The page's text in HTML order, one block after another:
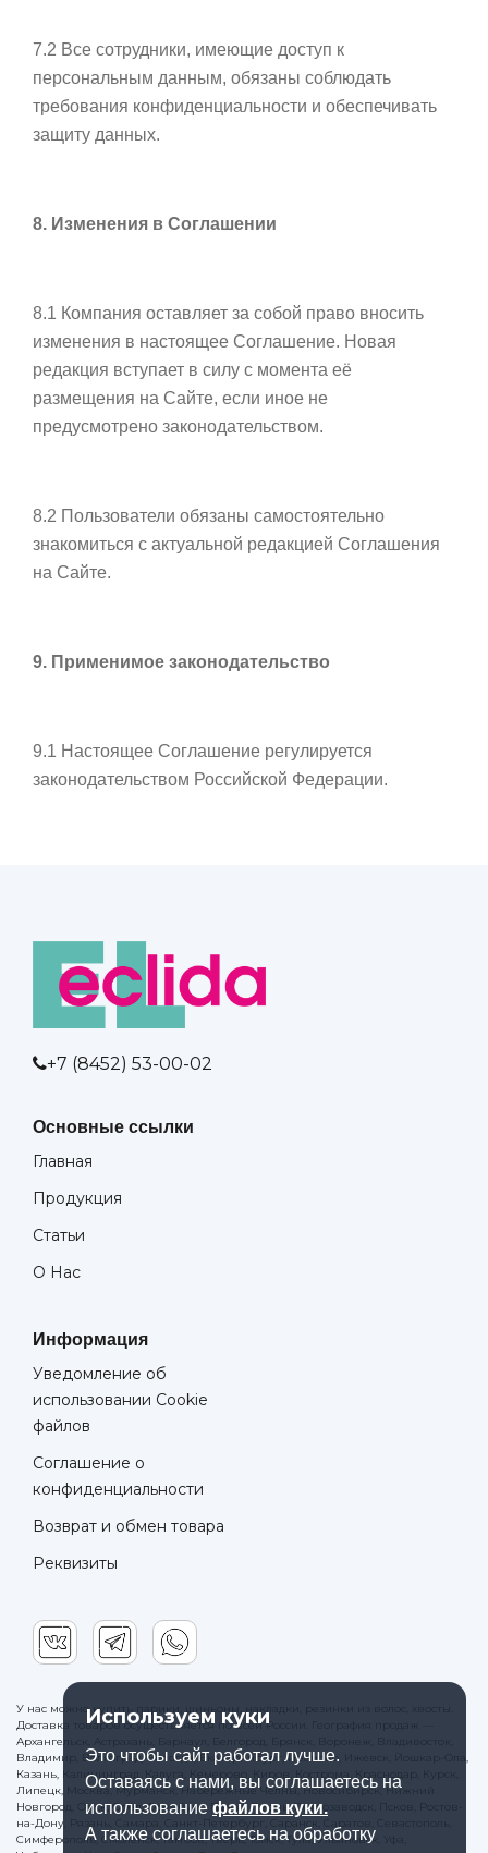
Используем куки
Это чтобы сайт работал лучше.
Оставаясь с нами, вы соглашаетесь на
использование файлов куки.
А также соглашаетесь на обработку
7.2 Все сотрудники, имеющие доступ к
персональным данным, обязаны соблюдать
требования конфиденциальности и обеспечивать
защиту данных.
8. Изменения в Соглашении
8.1 Компания оставляет за собой право вносить
изменения в настоящее Соглашение. Новая
редакция вступает в силу с момента её
размещения на Сайте, если иное не
предусмотрено законодательством.
8.2 Пользователи обязаны самостоятельно
знакомиться с актуальной редакцией Соглашения
на Сайте.
9. Применимое законодательство
9.1 Настоящее Соглашение регулируется
законодательством Российской Федерации.
+7 (8452) 53-00-02
Основные ссылки
Главная
Продукция
Статьи
О Нас
Информация
Уведомление об
использовании Cookie
файлов
Соглашение о
конфиденциальности
Возврат и обмен товара
Реквизиты
У нас можно купить парики, шиньоны, накладки, резинки из волос, хвосты.
Доставка товаров осуществляется по всей России. География продаж —
Архангельск, Астрахань, Барнаул, Белгород, Брянск, Воронеж, Владивосток,
Владимир, Волгоград, Вологда, Екатеринбург, Иваново, Ижевск, Йошкар-Ола,
Казань, Калининград, Калуга, Кемерово, Киров, Кострома, Краснодар, Курск,
Липецк, Москва, Мурманск, Набережные Челны, Новосибирск, Нижний
Новгород, Омск, Орёл, Оренбург, Пенза, Пермь, Петрозаводск, Псков, Ростов-
на-Дону, Рязань, Самара, Санкт-Петербург, Саранск, Саратов, Севастополь,
Симферополь, Смоленск, Тамбов, Тверь, Томск, Тула, Ульяновск, Уфа,